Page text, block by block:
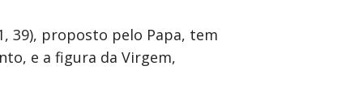
39), proposto pelo Papa, tem
e a figura da Virgem,